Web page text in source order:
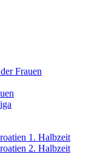
Frauen
1. Halbzeit
2. Halbzeit